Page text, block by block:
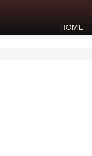
HOME